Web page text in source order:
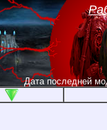
Дата последней